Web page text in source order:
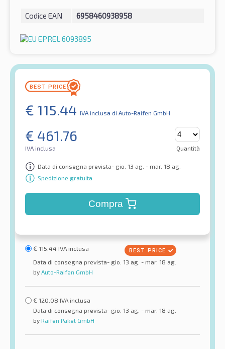
Codice EAN 6958460938958
€ 115.44 IVA inclusa di Auto-Raifen GmbH
€ 461.76
IVA inclusa Quantità
Data di consegna prevista- gio. 13 ag. - mar. 18 ag.
Spedizione gratuita
Compra
€ 115.44 IVA inclusa
Data di consegna prevista- gio. 13 ag. - mar. 18 ag.
by Auto-Raifen GmbH
€ 120.08 IVA inclusa
Data di consegna prevista- gio. 13 ag. - mar. 18 ag.
by Raifen Paket GmbH